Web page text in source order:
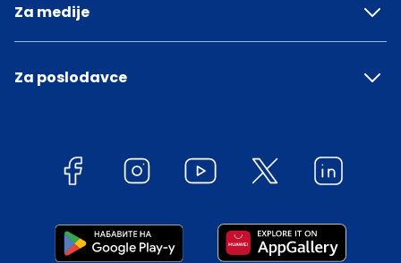
Za medije
Za poslodavce